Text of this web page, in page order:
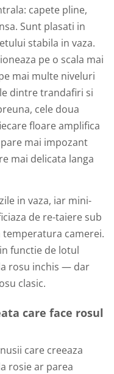
capete pline,
Sunt plasati in
stabila in vaza.
pe o scala mai
mai multe niveluri
dintre trandafiri si
cele doua
floare amplifica
mai impozant
mai delicata langa
in vaza, iar mini-
de re-taiere sub
temperatura camerei.
functie de lotul
rosu inchis — dar
clasic.
care face rosul
care creeaza
rosie ar parea